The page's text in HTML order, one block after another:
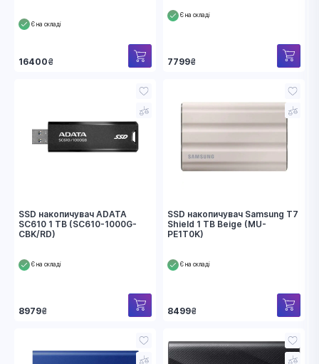
Є на складі
16400₴
Є на складі
7799₴
SSD накопичувач ADATA
SC610 1 TB (SC610-1000G-
CBK/RD)
Є на складі
8979₴
SSD накопичувач Samsung T7
Shield 1 TB Beige (MU-
PE1T0K)
Є на складі
8499₴